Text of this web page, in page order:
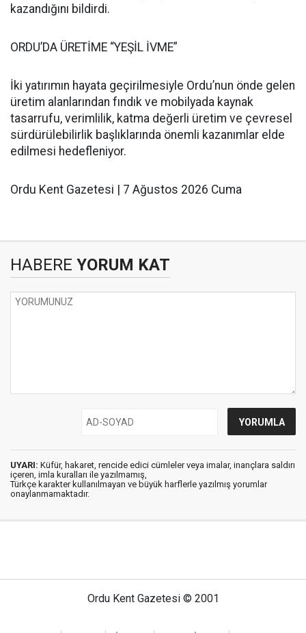
kazandığını bildirdi.
ORDU’DA ÜRETİME “YEŞİL İVME”
İki yatırımın hayata geçirilmesiyle Ordu’nun önde gelen
üretim alanlarından fındık ve mobilyada kaynak
tasarrufu, verimlilik, katma değerli üretim ve çevresel
sürdürülebilirlik başlıklarında önemli kazanımlar elde
edilmesi hedefleniyor.
Ordu Kent Gazetesi | 7 Ağustos 2026 Cuma
HABERE YORUM KAT
UYARI: Küfür, hakaret, rencide edici cümleler veya imalar, inançlara saldırı
içeren, imla kuralları ile yazılmamış,
Türkçe karakter kullanılmayan ve büyük harflerle yazılmış yorumlar
onaylanmamaktadır.
Ordu Kent Gazetesi © 2001